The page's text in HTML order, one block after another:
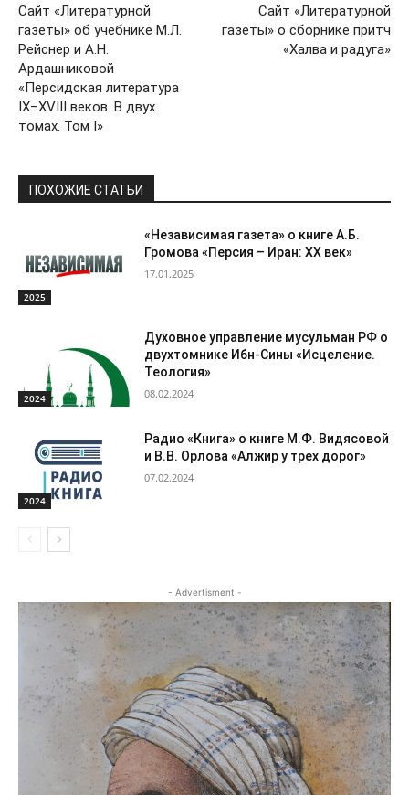
Сайт «Литературной
газеты» об учебнике М.Л.
Рейснер и А.Н.
Ардашниковой
«Персидская литература
IX–XVIII веков. В двух
томах. Том I»
Сайт «Литературной
газеты» о сборнике притч
«Халва и радуга»
ПОХОЖИЕ СТАТЬИ
2025
«Независимая газета» о книге А.Б.
Громова «Персия – Иран: ХХ век»
17.01.2025
2024
Духовное управление мусульман РФ о
двухтомнике Ибн-Сины «Исцеление.
Теология»
08.02.2024
2024
Радио «Книга» о книге М.Ф. Видясовой
и В.В. Орлова «Алжир у трех дорог»
07.02.2024
- Advertisment -